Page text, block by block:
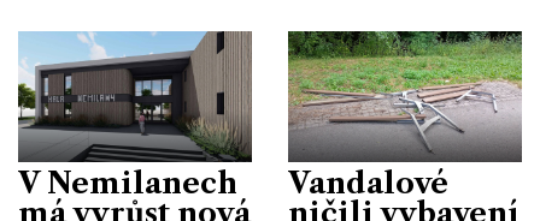
V Nemilanech
má vyrůst nová
Vandalové
ničili vybavení